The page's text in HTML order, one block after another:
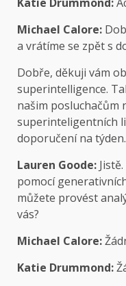
Michael Calore:
a vrátíme se zpět s
Dobře, děkuji vám
superintelligence.
našim posluchačům
superinteligentních
doporučení na
Lauren Goode:
pomocí
můžete provést
vás?
Michael Calore:
Katie Drummond: